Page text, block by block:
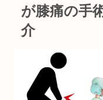
が膝痛の手
介